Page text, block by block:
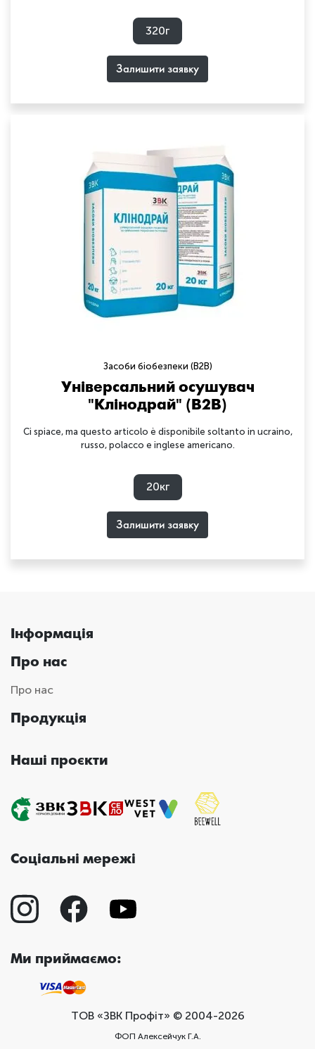
320г
Залишити заявку
Засоби біобезпеки (B2B)
Універсальний осушувач
"Клінодрай" (B2B)
Ci spiace, ma questo articolo è disponibile soltanto in ucraino,
russo, polacco e inglese americano.
20кг
Залишити заявку
Інформація
Про нас
Про нас
Продукція
Наші проєкти
Соціальні мережі
Ми приймаємо:
ТОВ «ЗВК Профіт» © 2004-2026
ФОП Алексейчук Г.А.